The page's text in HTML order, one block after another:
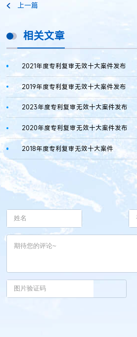
上一篇
相关文章
2021年度专利复审无效十大案件发布
2019年度专利复审无效十大案件发布
2023年度专利复审无效十大案件发布
2020年度专利复审无效十大案件发布
2018年度专利复审无效十大案件